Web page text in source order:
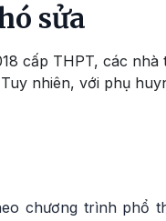
sửa
cấp THPT, các nhà
nhiên, với phụ
chương trình phổ